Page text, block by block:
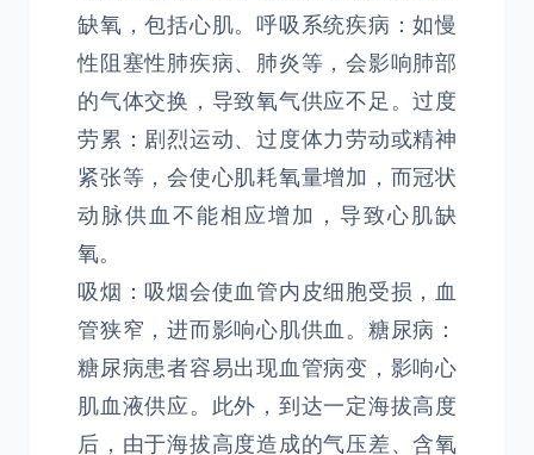
缺氧，包括心肌。呼吸系统疾病：如慢
性阻塞性肺疾病、肺炎等，会影响肺部
的气体交换，导致氧气供应不足。过度
劳累：剧烈运动、过度体力劳动或精神
紧张等，会使心肌耗氧量增加，而冠状
动脉供血不能相应增加，导致心肌缺
氧。
吸烟：吸烟会使血管内皮细胞受损，血
管狭窄，进而影响心肌供血。糖尿病：
糖尿病患者容易出现血管病变，影响心
肌血液供应。此外，到达一定海拔高度
后，由于海拔高度造成的气压差、含氧